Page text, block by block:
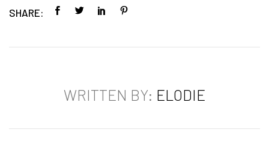
SHARE:
WRITTEN BY: ELODIE